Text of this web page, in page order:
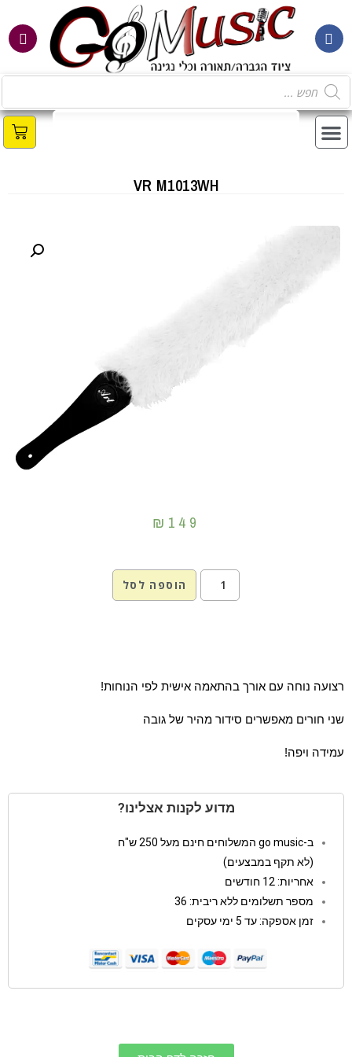
VR M1013WH
₪ 149
הוספה לסל
רצועה נוחה עם אורך בהתאמה אישית לפי הנוחות!
שני חורים מאפשרים סידור מהיר של גובה
עמידה ויפה!
מדוע לקנות אצלינו?
ב-go music המשלוחים חינם מעל 250 ש"ח
(לא תקף במבצעים)
אחריות: 12 חודשים
מספר תשלומים ללא ריבית: 36
זמן אספקה: עד 5 ימי עסקים